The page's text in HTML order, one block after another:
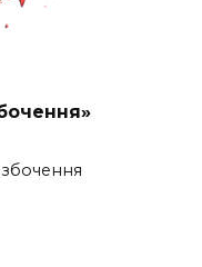
збочення